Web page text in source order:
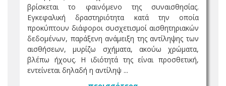
βρίσκεται το φαινόμενο της συναισθησίας.
Εγκεφαλική δραστηριότητα κατά την οποία
προκύπτουν διάφοροι συσχετισμοί αισθητηριακών
δεδομένων, παράξενη ανάμειξη της αντίληψης των
αισθήσεων, μυρίζω σχήματα, ακούω χρώματα,
βλέπω ήχους. Η ιδιότητά της είναι προσθετική,
εντείνεται δηλαδή η αντίληψ ...